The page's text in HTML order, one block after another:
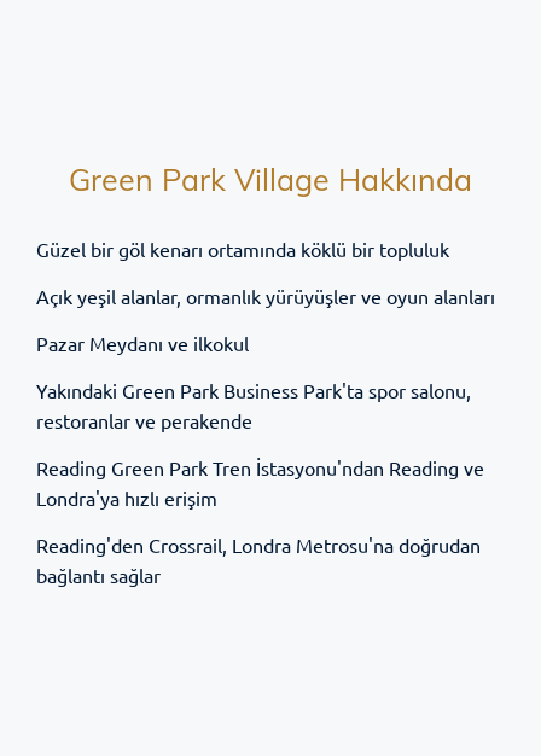
Green Park Village Hakkında
Güzel bir göl kenarı ortamında köklü bir topluluk
Açık yeşil alanlar, ormanlık yürüyüşler ve oyun alanları
Pazar Meydanı ve ilkokul
Yakındaki Green Park Business Park'ta spor salonu,
restoranlar ve perakende
Reading Green Park Tren İstasyonu'ndan Reading ve
Londra'ya hızlı erişim
Reading'den Crossrail, Londra Metrosu'na doğrudan
bağlantı sağlar